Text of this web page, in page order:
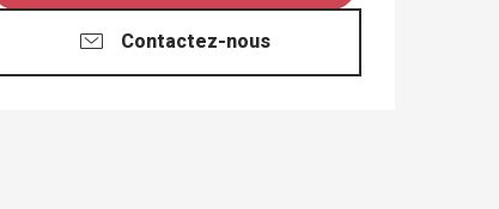
Contactez-nous